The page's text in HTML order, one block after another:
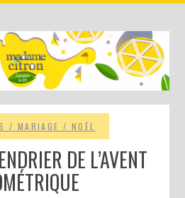
/ MARIAGE / NOËL
DE L’AVENT